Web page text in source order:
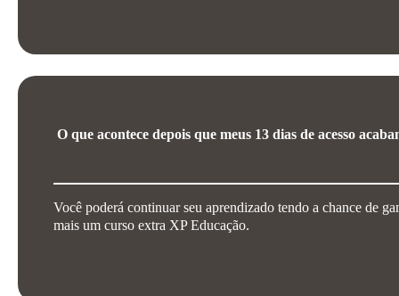
O que acontece depois que meus 13 dias de acesso
Você poderá continuar seu aprendizado tendo a chance de
mais um curso extra XP Educação.